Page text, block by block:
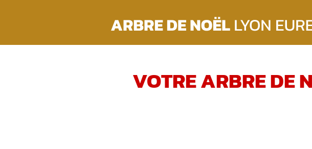
VOTRE ARBRE DE